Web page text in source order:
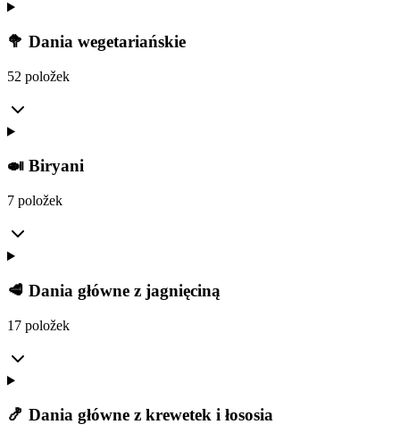
🥦 Dania wegetariańskie
52 položek
🍛 Biryani
7 položek
🥩 Dania główne z jagnięciną
17 položek
🍤 Dania główne z krewetek i łososia